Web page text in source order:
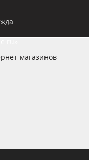
магазинов